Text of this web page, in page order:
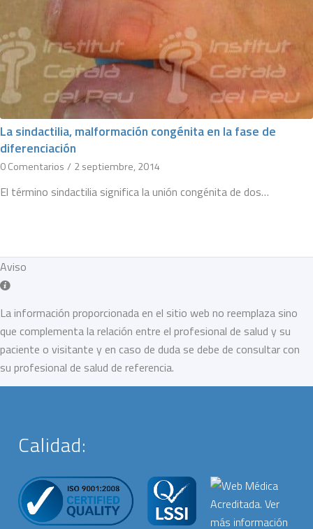
La sindactilia, malformación congénita en la fase de
diferenciación
0 Comentarios / 2 septiembre, 2014
El término sindactilia significa la unión congénita de dos…
Aviso
La información proporcionada en el sitio web no reemplaza sino
que complementa la relación entre el profesional de salud y su
paciente o visitante y en caso de duda se debe de consultar con
su profesional de salud de referencia.
Calidad: